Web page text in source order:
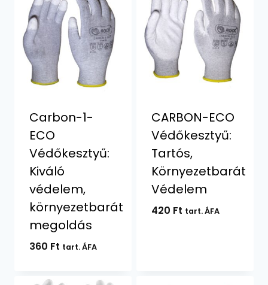
Carbon-1-
ECO
Védőkesztyű:
Kiváló
védelem,
környezetbarát
megoldás
360 Ft tart. ÁFA
CARBON-ECO
Védőkesztyű:
Tartós,
Környezetbarát
Védelem
420 Ft tart. ÁFA